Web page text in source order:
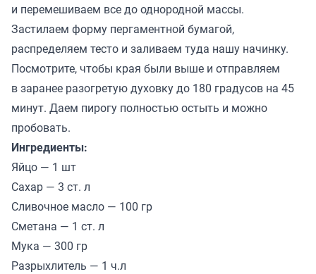
и перемешиваем все до однородной массы.
Застилаем форму пергаментной бумагой,
распределяем тесто и заливаем туда нашу начинку.
Посмотрите, чтобы края были выше и отправляем
в заранее разогретую духовку до 180 градусов на 45
минут. Даем пирогу полностью остыть и можно
пробовать.
Ингредиенты:
Яйцо — 1 шт
Сахар — 3 ст. л
Сливочное масло — 100 гр
Сметана — 1 ст. л
Мука — 300 гр
Разрыхлитель — 1 ч.л